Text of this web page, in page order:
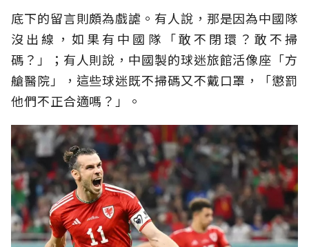
底下的留言則頗為戲謔。有人說，那是因為中國隊
沒出線，如果有中國隊「敢不閉環？敢不掃
碼？」；有人則說，中國製的球迷旅館活像座「方
艙醫院」，這些球迷既不掃碼又不戴口罩，「懲罰
他們不正合適嗎？」。